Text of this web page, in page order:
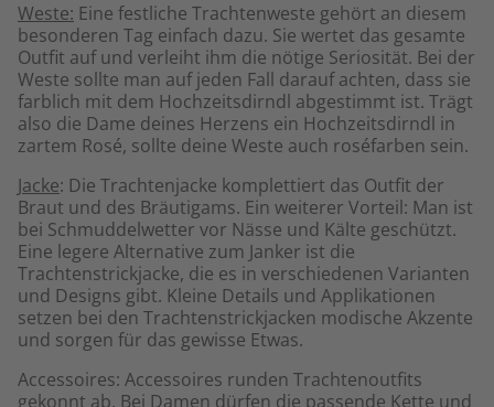
Weste: Eine festliche Trachtenweste gehört an diesem
besonderen Tag einfach dazu. Sie wertet das gesamte
Outfit auf und verleiht ihm die nötige Seriosität. Bei der
Weste sollte man auf jeden Fall darauf achten, dass sie
farblich mit dem Hochzeitsdirndl abgestimmt ist. Trägt
also die Dame deines Herzens ein Hochzeitsdirndl in
zartem Rosé, sollte deine Weste auch roséfarben sein.
Jacke: Die Trachtenjacke komplettiert das Outfit der
Braut und des Bräutigams. Ein weiterer Vorteil: Man ist
bei Schmuddelwetter vor Nässe und Kälte geschützt.
Eine legere Alternative zum Janker ist die
Trachtenstrickjacke, die es in verschiedenen Varianten
und Designs gibt. Kleine Details und Applikationen
setzen bei den Trachtenstrickjacken modische Akzente
und sorgen für das gewisse Etwas.
Accessoires: Accessoires runden Trachtenoutfits
gekonnt ab. Bei Damen dürfen die passende Kette und